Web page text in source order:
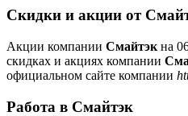
Скидки и акции от
Акции компании Смайтэк на
скидках и акциях компании
официальном сайте компании
Работа в Смайтэк